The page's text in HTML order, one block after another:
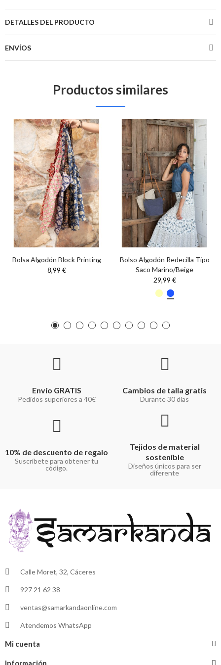
DETALLES DEL PRODUCTO
ENVÍOS
Productos similares
Bolsa Algodón Block Printing
8,99 €
Bolso Algodón Redecilla Tipo
Saco Marino/Beige
29,99 €
Envío GRATIS
Pedidos superiores a 40€
Cambios de talla gratis
Durante 30 días
10% de descuento de regalo
Suscríbete para obtener tu
código.
Tejidos de material
sostenible
Diseños únicos para ser
diferente
Calle Moret, 32, Cáceres
927 21 62 38
ventas@samarkandaonline.com
Atendemos WhatsApp
Mi cuenta
Información